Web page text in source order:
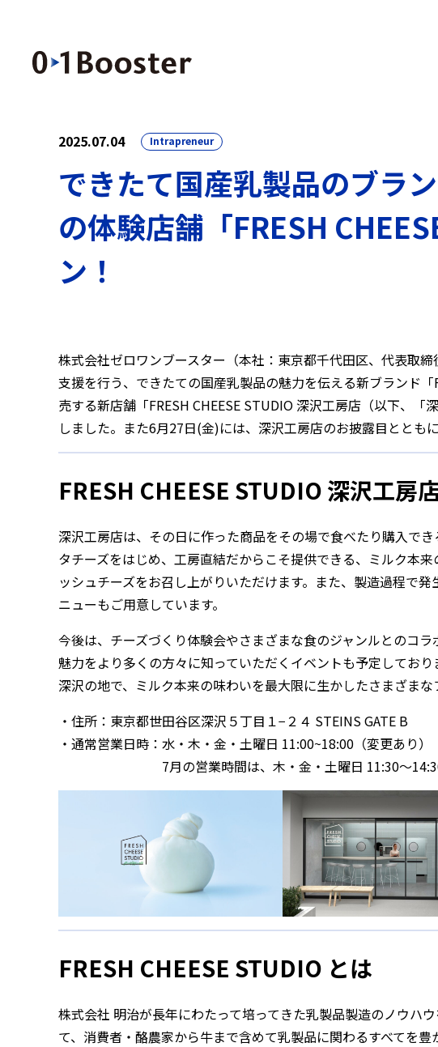
2025.07.04 Intrapreneur
できたて国産乳製品のブラ
の体験店舗「FRESH
ン！
株式会社ゼロワンブースター（本社：東京都千代田区、代表取
支援を行う、できたての国産乳製品の魅力を伝える新ブランド
売する新店舗「FRESH CHEESE STUDIO 深沢工房店（以下、
しました。また6月27日(金)には、深沢工房店のお披露目ととも
FRESH CHEESE STUDIO 深沢工房
深沢工房店は、その日に作った商品をその場で食べたり購入で
タチーズをはじめ、工房直結だからこそ提供できる、ミルク本
ッシュチーズをお召し上がりいただけます。また、製造過程で
ニューもご用意しています。
今後は、チーズづくり体験会やさまざまな食のジャンルとのコ
魅力をより多くの方々に知っていただくイベントも予定してお
深沢の地で、ミルク本来の味わいを最大限に生かしたさまざま
・住所：東京都世田谷区深沢５丁目１−２４ STEINS GATE B
・通常営業日時：水・木・金・土曜日 11:00~18:00（変更あり）
7月の営業時間は、木・金・土曜日 11:30～14:30
FRESH CHEESE STUDIO とは
株式会社 明治が長年にわたって培ってきた乳製品製造のノウハ
て、消費者・酪農家から牛まで含めて乳製品に関わるすべてを